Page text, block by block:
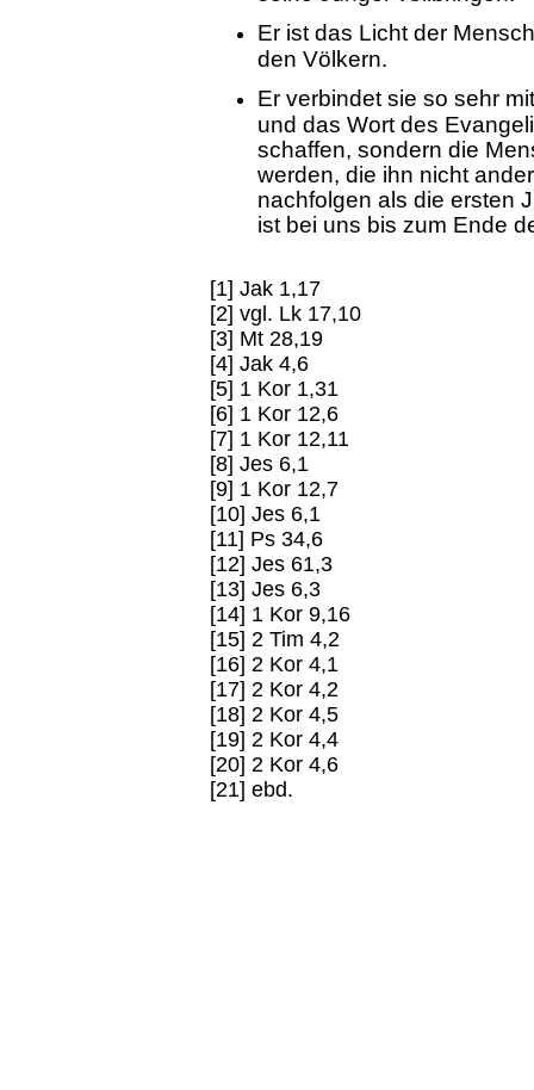
Er ist das Licht der
den Völkern.
Er verbindet sie so sehr
und das Wort des
schaffen, sondern die
werden, die ihn nicht
nachfolgen als die ersten
ist bei uns bis zum Ende
[1] Jak 1,17
[2] vgl. Lk 17,10
[3] Mt 28,19
[4] Jak 4,6
[5] 1 Kor 1,31
[6] 1 Kor 12,6
[7] 1 Kor 12,11
[8] Jes 6,1
[9] 1 Kor 12,7
[10] Jes 6,1
[11] Ps 34,6
[12] Jes 61,3
[13] Jes 6,3
[14] 1 Kor 9,16
[15] 2 Tim 4,2
[16] 2 Kor 4,1
[17] 2 Kor 4,2
[18] 2 Kor 4,5
[19] 2 Kor 4,4
[20] 2 Kor 4,6
[21] ebd.